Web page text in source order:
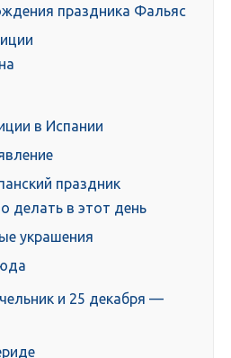
праздника Фальяс
в Испании
праздник
делать в этот день
украшения
и 25 декабря —